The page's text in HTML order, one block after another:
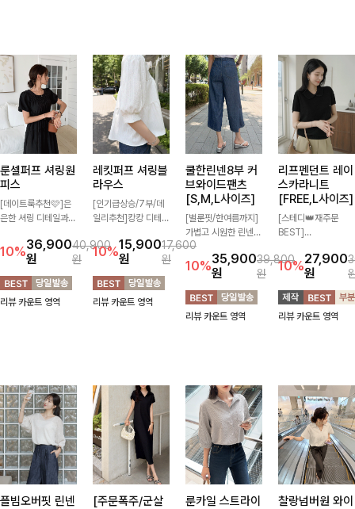
룬셀퍼프 셔링원
피스
[데이트룩추천🩷]은
은한 셔링 디테일과
사랑스러운 무드를 완
성해주는 원피스🤍
허리 스모크 밴딩이
슬림한 실루엣을 연출
해주며, 자연스럽게
10%36,900
원
40,900
원
리뷰 카운트 영역
레킷퍼프 셔링블
라우스
[인기급상승/7부/데
일리추천]캉캉 디테일
풍성한 실루엣을 완성
해주는 블라우스 🤍
가볍게 퍼지는 핏으로
체형을 자연스럽게 커
버해주며 여성스럽게
10%15,900
원
17,600
원
리뷰 카운트 영역
쿨한린넨8부 커
브와이드팬츠
[S,M,L사이즈]
[벌룬핏/한여름까지]
가볍고 시원한 린넨
혼방 소재로 한여름까
지 쾌적하게 즐기기
좋은 8부 커브 와이드
팬츠 🤍 자연스럽게
떨어지는 커브핏이 멋
스러운 실루엣을 연출
10%35,900
원
39,800
원
리뷰 카운트 영역
리프펜던트 레이
스카라니트
[FREE,L사이즈]
[스테디👑재주문
BEST]
카라 니트에 펜던트
포인트까지 톡-톡 얼
굴을 밝혀주는 컬러와
함께 해요-
10%27,900
원
리뷰 카운트 영역
플빔오버핏 린넨
[주문폭주/군살
룬카일 스트라이
찰랑넘버원 와이